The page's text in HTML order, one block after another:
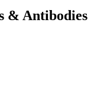
& Antibodies